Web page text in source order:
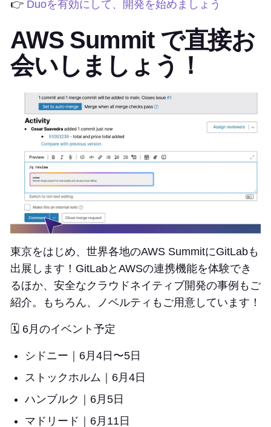
👉 Duoを有効にして、開発を始めましょう
AWS Summit で直接お
会いしましょう！
東京をはじめ、世界各地のAWS SummitにGitLabも
出展します！GitLabとAWSの連携機能を体験でき
るほか、安全なクラウドネイティブ開発の事例もご
紹介。もちろん、ノベルティもご用意しています！
🗓️ 6月のイベント予定
シドニー｜6月4日〜5日
ストックホルム｜6月4日
ハンブルク｜6月5日
マドリード｜6月11日